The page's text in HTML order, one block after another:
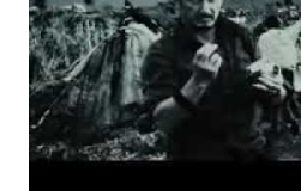
Written 135 A.C.E. Translated by
愛比克泰德 著。寫於西元 135 年。伊
Some things are in our control
our control are opinion, pursuit,
word, whatever are our own